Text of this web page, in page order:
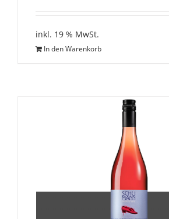
inkl. 19 % MwSt.
In den Warenkorb